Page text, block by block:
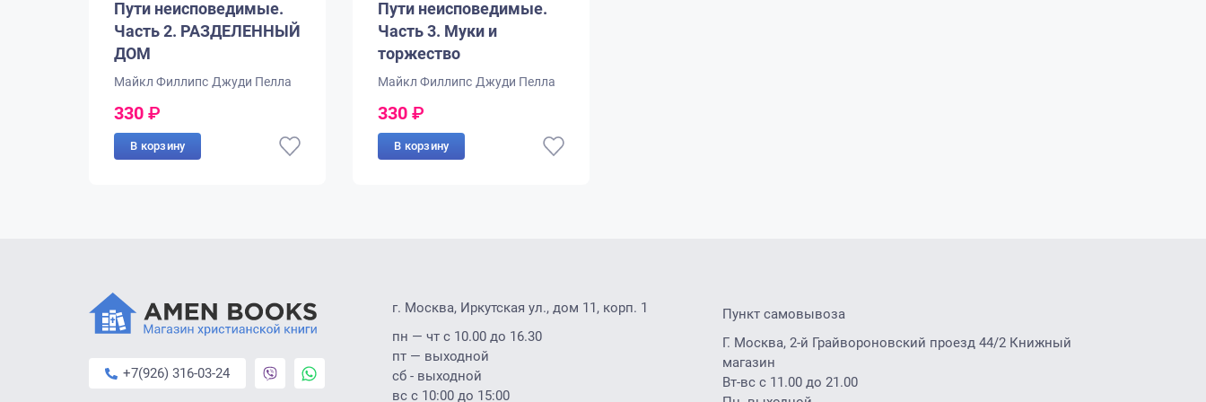
Пути неисповедимые.
Часть 2. РАЗДЕЛЕННЫЙ
ДОМ
Майкл Филлипс Джуди Пелла
330 ₽
В корзину
Пути неисповедимые.
Часть 3. Муки и
торжество
Майкл Филлипс Джуди Пелла
330 ₽
В корзину
+7(926) 316-03-24
г. Москва, Иркутская ул., дом 11, корп. 1
пн — чт с 10.00 до 16.30
пт — выходной
сб - выходной
вс с 10:00 до 15:00
Пункт самовывоза
Г. Москва, 2-й Грайвороновский проезд 44/2 Книжный
магазин
Вт-вс с 11.00 до 21.00